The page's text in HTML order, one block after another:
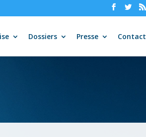
Dossiers Presse Contact